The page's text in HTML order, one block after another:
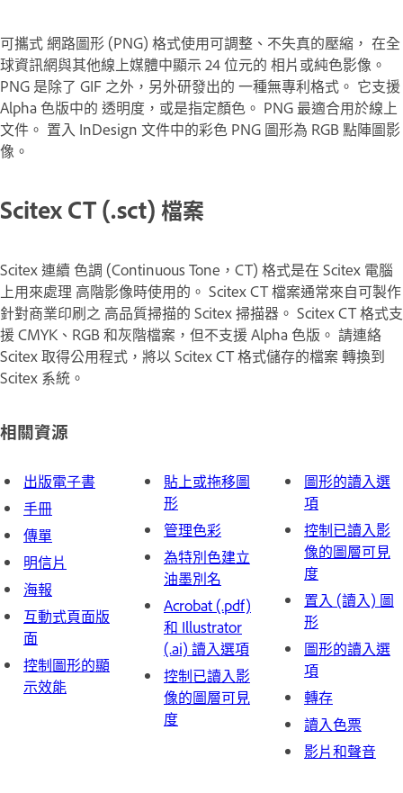
可攜式 網路圖形 (PNG) 格式使用可調整、不失真的壓縮， 在全
球資訊網與其他線上媒體中顯示 24 位元的 相片或純色影像。
PNG 是除了 GIF 之外，另外研發出的 一種無專利格式。 它支援
Alpha 色版中的 透明度，或是指定顏色。 PNG 最適合用於線上
文件。 置入 InDesign 文件中的彩色 PNG 圖形為 RGB 點陣圖影
像。
Scitex CT (.sct) 檔案
Scitex 連續 色調 (Continuous Tone，CT) 格式是在 Scitex 電腦
上用來處理 高階影像時使用的。 Scitex CT 檔案通常來自可製作
針對商業印刷之 高品質掃描的 Scitex 掃描器。 Scitex CT 格式支
援 CMYK、RGB 和灰階檔案，但不支援 Alpha 色版。 請連絡
Scitex 取得公用程式，將以 Scitex CT 格式儲存的檔案 轉換到
Scitex 系統。
相關資源
出版電子書
手冊
傳單
明信片
海報
互動式頁面版
面
控制圖形的顯
示效能
貼上或拖移圖
形
管理色彩
為特別色建立
油墨別名
Acrobat (.pdf)
和 Illustrator
(.ai) 讀入選項
控制已讀入影
像的圖層可見
度
圖形的讀入選
項
控制已讀入影
像的圖層可見
度
置入 (讀入) 圖
形
圖形的讀入選
項
轉存
讀入色票
影片和聲音